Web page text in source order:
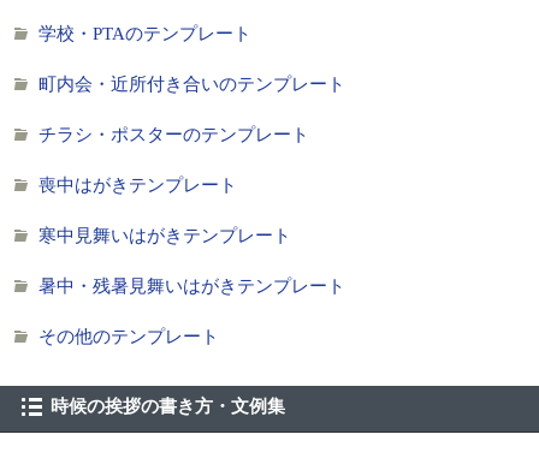
学校・PTAのテンプレート
町内会・近所付き合いのテンプレート
チラシ・ポスターのテンプレート
喪中はがきテンプレート
寒中見舞いはがきテンプレート
暑中・残暑見舞いはがきテンプレート
その他のテンプレート
時候の挨拶の書き方・文例集